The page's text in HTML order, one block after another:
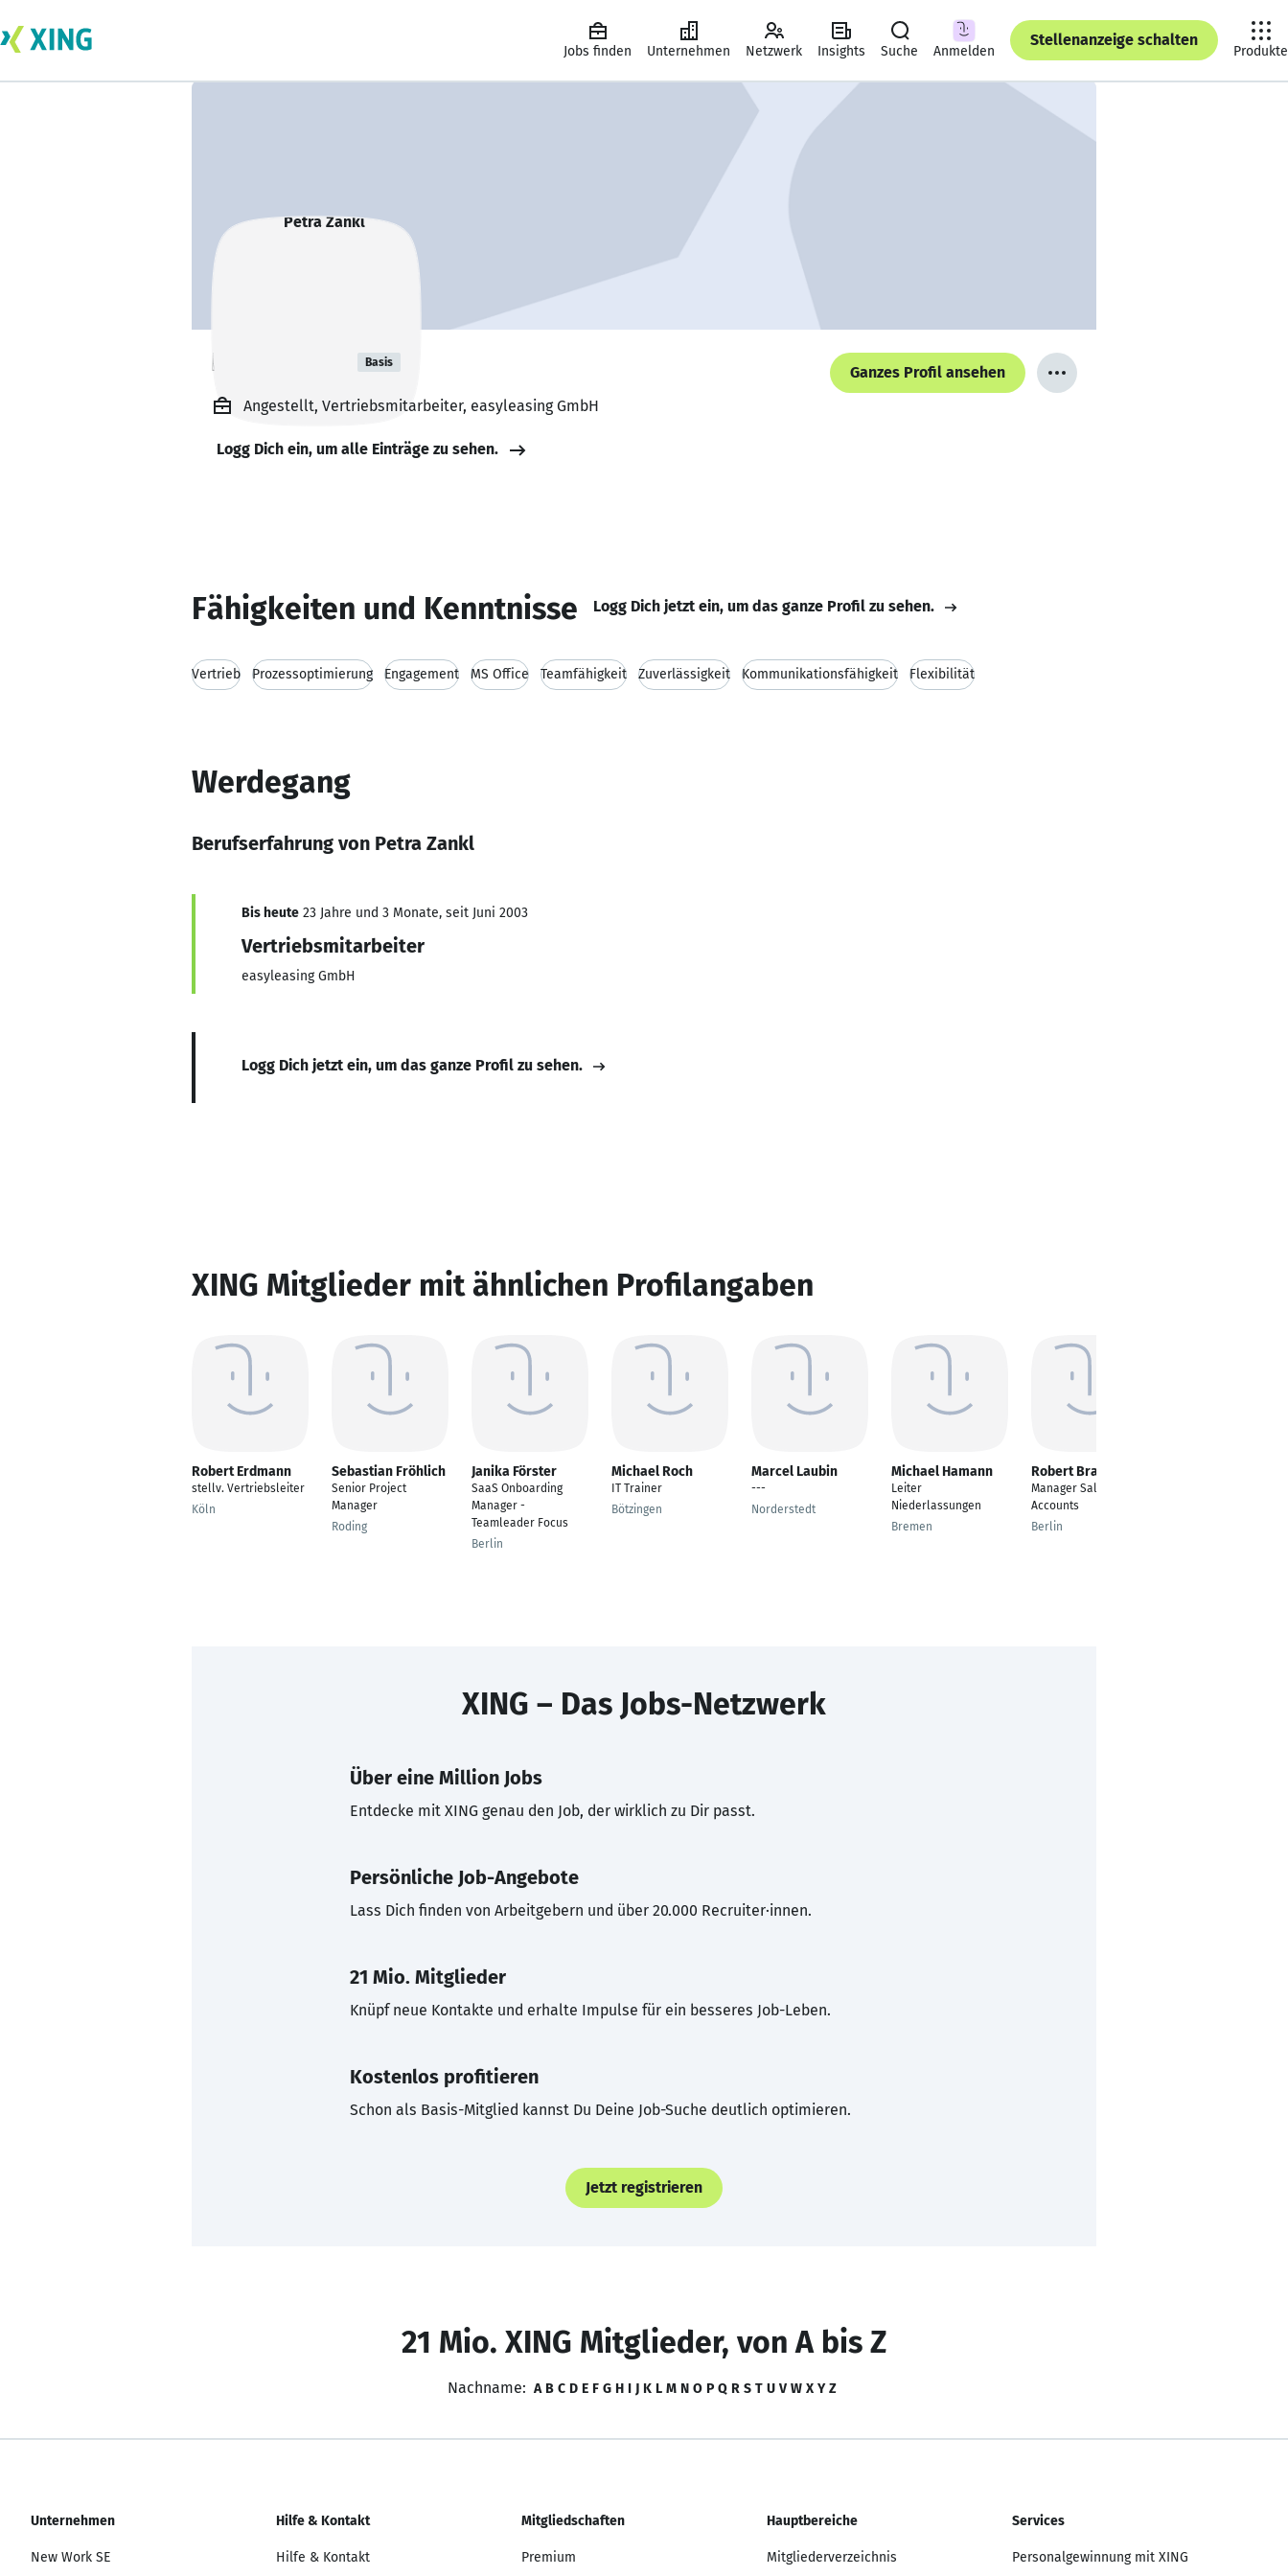
Jobs finden Unternehmen Netzwerk Insights Suche Anmelden
Stellenanzeige schalten
Produkte
Petra Zankl Basis
Ganzes Profil ansehen
Angestellt, Vertriebsmitarbeiter, easyleasing GmbH
Logg Dich ein, um alle Einträge zu sehen.
Fähigkeiten und Kenntnisse Logg Dich jetzt ein, um das ganze Profil zu sehen.
Vertrieb Prozessoptimierung Engagement MS Office Teamfähigkeit Zuverlässigkeit Kommunikationsfähigkeit Flexibilität
Werdegang
Berufserfahrung von Petra Zankl
Bis heute 23 Jahre und 3 Monate, seit Juni 2003
Vertriebsmitarbeiter
easyleasing GmbH
Logg Dich jetzt ein, um das ganze Profil zu sehen.
XING Mitglieder mit ähnlichen Profilangaben
Robert Erdmann
stellv. Vertriebsleiter
Köln
Sebastian Fröhlich
Senior Project
Manager
Roding
Janika Förster
SaaS Onboarding
Manager -
Teamleader Focus
Berlin
Michael Roch
IT Trainer
Bötzingen
Marcel Laubin
---
Norderstedt
Michael Hamann
Leiter
Niederlassungen
Bremen
Robert Bran
Manager Sales Top
Accounts
Berlin
XING – Das Jobs-Netzwerk
Über eine Million Jobs
Entdecke mit XING genau den Job, der wirklich zu Dir passt.
Persönliche Job-Angebote
Lass Dich finden von Arbeitgebern und über 20.000 Recruiter·innen.
21 Mio. Mitglieder
Knüpf neue Kontakte und erhalte Impulse für ein besseres Job-Leben.
Kostenlos profitieren
Schon als Basis-Mitglied kannst Du Deine Job-Suche deutlich optimieren.
Jetzt registrieren
21 Mio. XING Mitglieder, von A bis Z
Nachname: A B C D E F G H I J K L M N O P Q R S T U V W X Y Z
Unternehmen
New Work SE
Hilfe & Kontakt
Hilfe & Kontakt
Mitgliedschaften
Premium
Hauptbereiche
Mitgliederverzeichnis
Services
Personalgewinnung mit XING